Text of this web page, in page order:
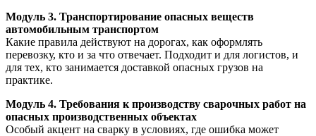
Модуль 3. Транспортирование опасных веществ
автомобильным транспортом
Какие правила действуют на дорогах, как оформлять
перевозку, кто и за что отвечает. Подходит и для логистов, и
для тех, кто занимается доставкой опасных грузов на
практике.
Модуль 4. Требования к производству сварочных работ на
опасных производственных объектах
Особый акцент на сварку в условиях, где ошибка может